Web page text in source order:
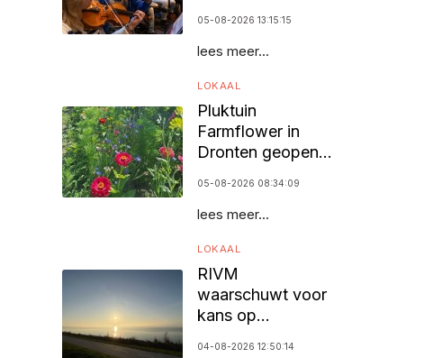
05-08-2026 13:15:15
lees meer...
LOKAAL
Pluktuin
Farmflower in
Dronten geopend
05-08-2026 08:34:09
lees meer...
LOKAAL
RIVM
waarschuwt voor
kans op
04-08-2026 12:50:14